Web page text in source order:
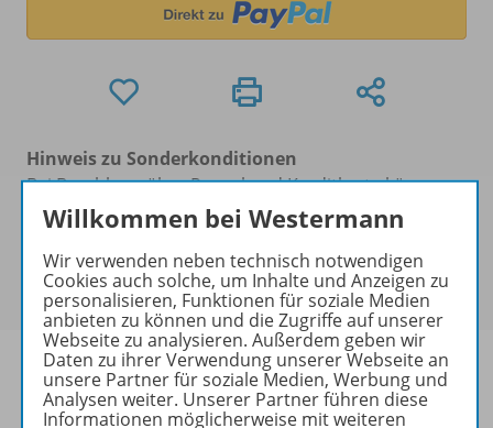
Hinweis zu Sonderkonditionen
Bei Bezahlung über Paypal und Kreditkarte können
keine Sonderkonditionen gewährt werden.
Um den für Sie gültigen Preis zu sehen,melden Sie
sich bitte an.
Willkommen bei Westermann
Wir verwenden neben technisch notwendigen
Cookies auch solche, um Inhalte und Anzeigen zu
personalisieren, Funktionen für soziale Medien
anbieten zu können und die Zugriffe auf unserer
Webseite zu analysieren. Außerdem geben wir
Daten zu ihrer Verwendung unserer Webseite an
unsere Partner für soziale Medien, Werbung und
Analysen weiter. Unserer Partner führen diese
Informationen möglicherweise mit weiteren